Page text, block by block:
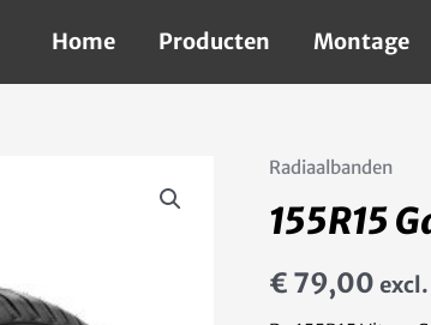
Home Producten Montage
Radiaalbanden
155R15
€ 79,00 excl.
155R15
Galaxy
R1